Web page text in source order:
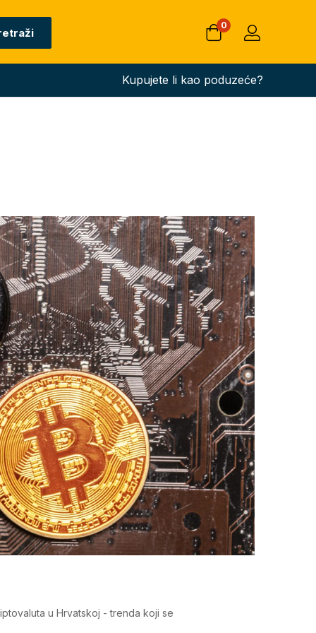
0
Kupujete li kao poduzeće?
u Hrvatskoj - trenda koji se